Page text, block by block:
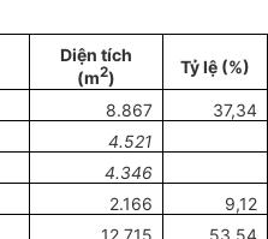
Diện tích
(m2)
Tỷ lệ (%)
8.867
37,34
4.521
4.346
2.166
9,12
12.715
53,54